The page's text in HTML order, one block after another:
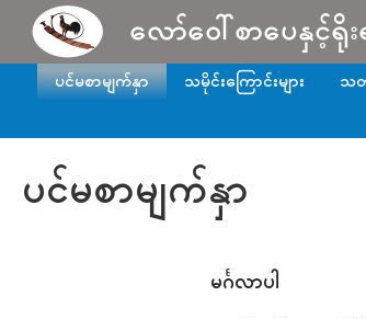
Skip to main contentလော်ဝေါ်စာပေနှင့်
ပင်မစာမျက်နှာ သမိုင်းကြောင်းများ သတ
ပင်မစာမျက်နှာ
မင်္ဂလာပါ